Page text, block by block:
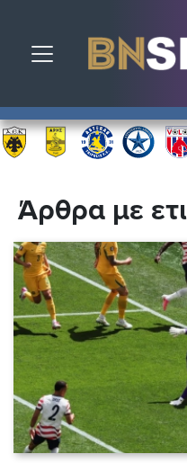
Toggle navigation
Άρθρα με